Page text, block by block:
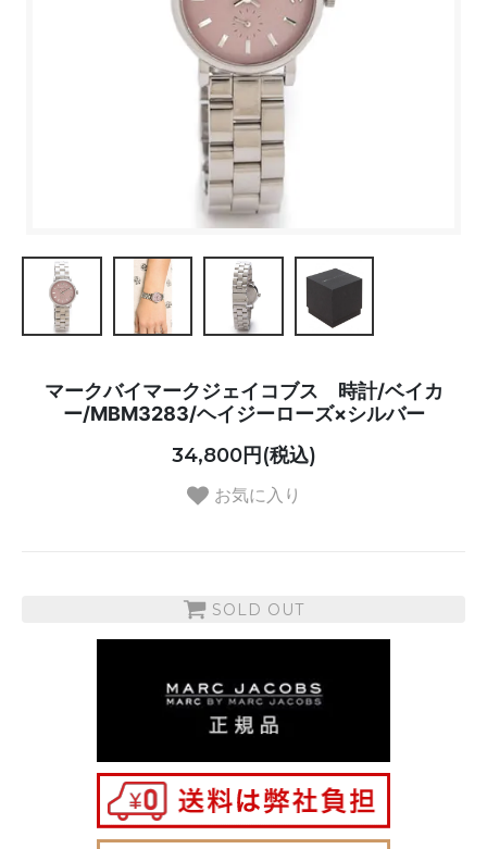
マークバイマークジェイコブス 時計/ベイカ
ー/MBM3283/ヘイジーローズ×シルバー
34,800円(税込)
お気に入り
SOLD OUT